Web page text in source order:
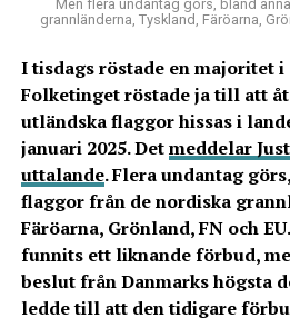
Men flera undantag görs, bland
grannländerna, Tyskland, Färöarna,
I tisdags röstade en majoritet i
Folketinget röstade ja till att
utländska flaggor hissas i
januari 2025. Detmeddelar
uttalande. Flera undantag
flaggor från de nordiska
Färöarna, Grönland, FN och
funnits ett liknande förbud,
beslut från Danmarks högsta
ledde till att den tidigare